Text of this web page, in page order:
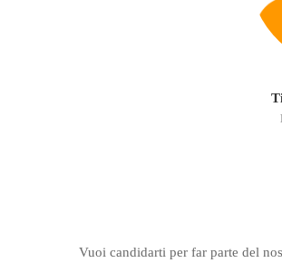
Vuoi candidarti per far parte del